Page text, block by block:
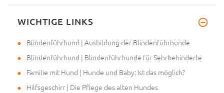
Mein Frauchen hat mir den Maul
WICHTIGE LINKS
Blindenführhund | Ausbildung der Blindenführhunde
Blindenführhund | Blindenführhunde für Sehrbehinderte
Familie mit Hund | Hunde und Baby: Ist das möglich?
Hilfsgeschirr | Die Pflege des alten Hundes